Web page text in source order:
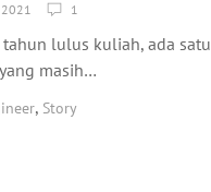
2021 1
lulus kuliah, ada satu
masih…
, Story